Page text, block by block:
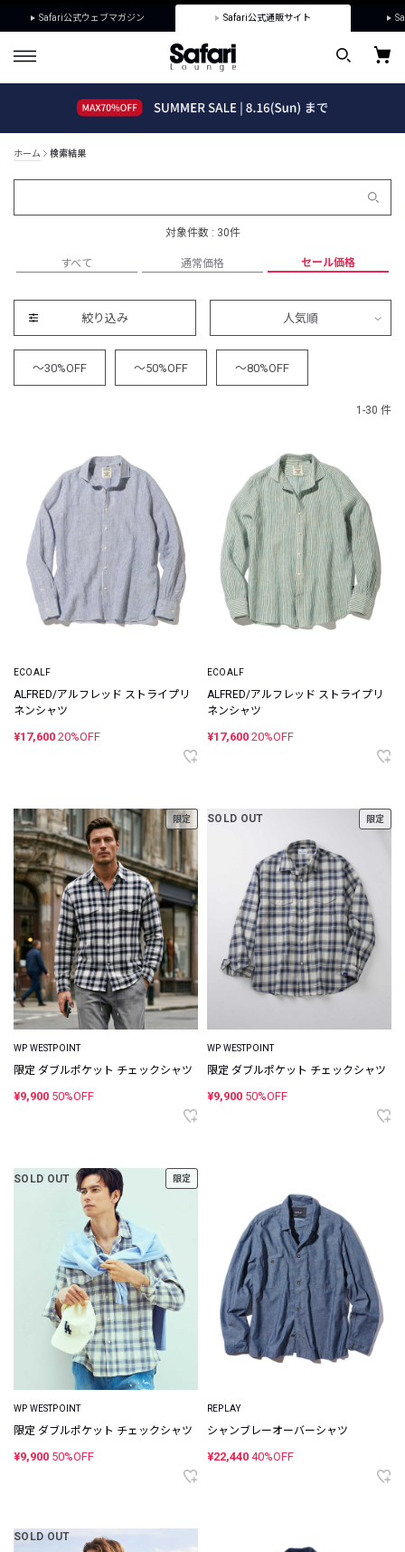
Safari公式ウェブマガジン Safari公式通販サイト
ホーム 検索結果
対象件数 : 30件
すべて 通常価格 セール価格
絞り込み 人気順
～30%OFF ～50%OFF ～80%OFF
1-30 件
ECOALF
ALFRED/アルフレッド ストライプリ
ネンシャツ
¥17,600 20%OFF
ECOALF
ALFRED/アルフレッド ストライプリ
ネンシャツ
¥17,600 20%OFF
限定
WP WESTPOINT
限定 ダブルポケット チェックシャツ
¥9,900 50%OFF
SOLD OUT 限定
WP WESTPOINT
限定 ダブルポケット チェックシャツ
¥9,900 50%OFF
SOLD OUT 限定
WP WESTPOINT
限定 ダブルポケット チェックシャツ
¥9,900 50%OFF
REPLAY
シャンブレーオーバーシャツ
¥22,440 40%OFF
SOLD OUT